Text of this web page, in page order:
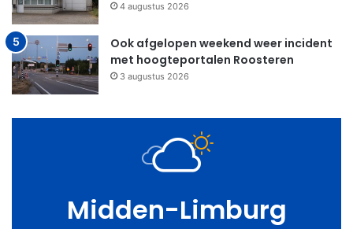
4 augustus 2026
Ook afgelopen weekend weer incident
met hoogteportalen Roosteren
3 augustus 2026
Midden-Limburg